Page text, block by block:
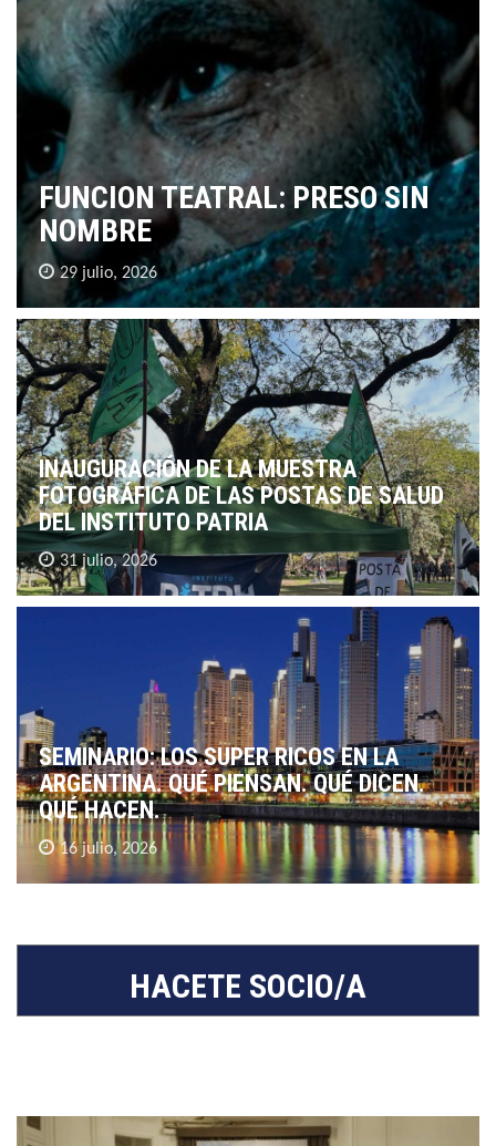
FUNCION TEATRAL: PRESO SIN
NOMBRE
29 julio, 2026
INAUGURACIÓN DE LA MUESTRA
FOTOGRÁFICA DE LAS POSTAS DE SALUD
DEL INSTITUTO PATRIA
31 julio, 2026
SEMINARIO: LOS SUPER RICOS EN LA
ARGENTINA. QUÉ PIENSAN. QUÉ DICEN.
QUÉ HACEN.
16 julio, 2026
HACETE SOCIO/A